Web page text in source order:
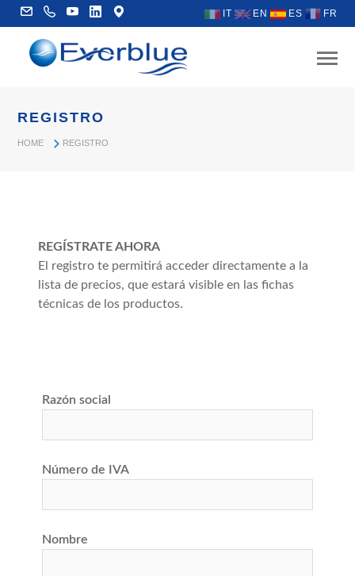
IT EN ES FR
REGISTRO
HOME REGISTRO
REGÍSTRATE AHORA
El registro te permitirá acceder directamente a la
lista de precios, que estará visible en las fichas
técnicas de los productos.
Razón social
Número de IVA
Nombre